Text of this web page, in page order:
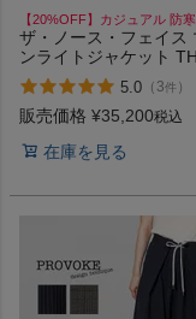
【20%OFF】カジュアル 防
ザ・ノース・フェイス
ンライトジャケット
NORTH FACE
Jacket
5.0 （ 3件 ）
販売価格 ¥35,200税込
在庫を見る